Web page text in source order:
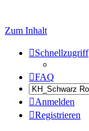
Zum Inhalt
Schnellzugriff
FAQ
Anmelden
Registrieren